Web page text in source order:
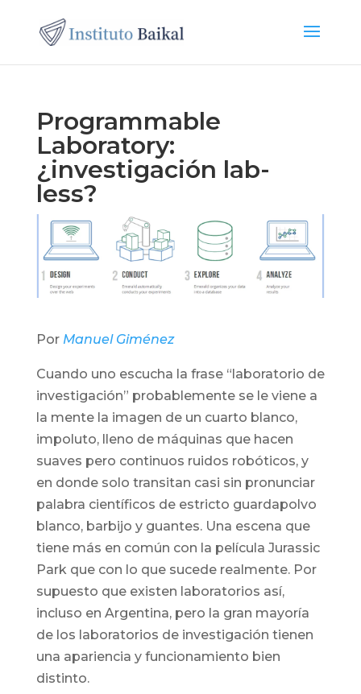
Programmable
Laboratory:
¿investigación lab-
less?
Por Manuel Giménez
Cuando uno escucha la frase “laboratorio de
investigación” probablemente se le viene a
la mente la imagen de un cuarto blanco,
impoluto, lleno de máquinas que hacen
suaves pero continuos ruidos robóticos, y
en donde solo transitan casi sin pronunciar
palabra científicos de estricto guardapolvo
blanco, barbijo y guantes. Una escena que
tiene más en común con la película Jurassic
Park que con lo que sucede realmente. Por
supuesto que existen laboratorios así,
incluso en Argentina, pero la gran mayoría
de los laboratorios de investigación tienen
una apariencia y funcionamiento bien
distinto.